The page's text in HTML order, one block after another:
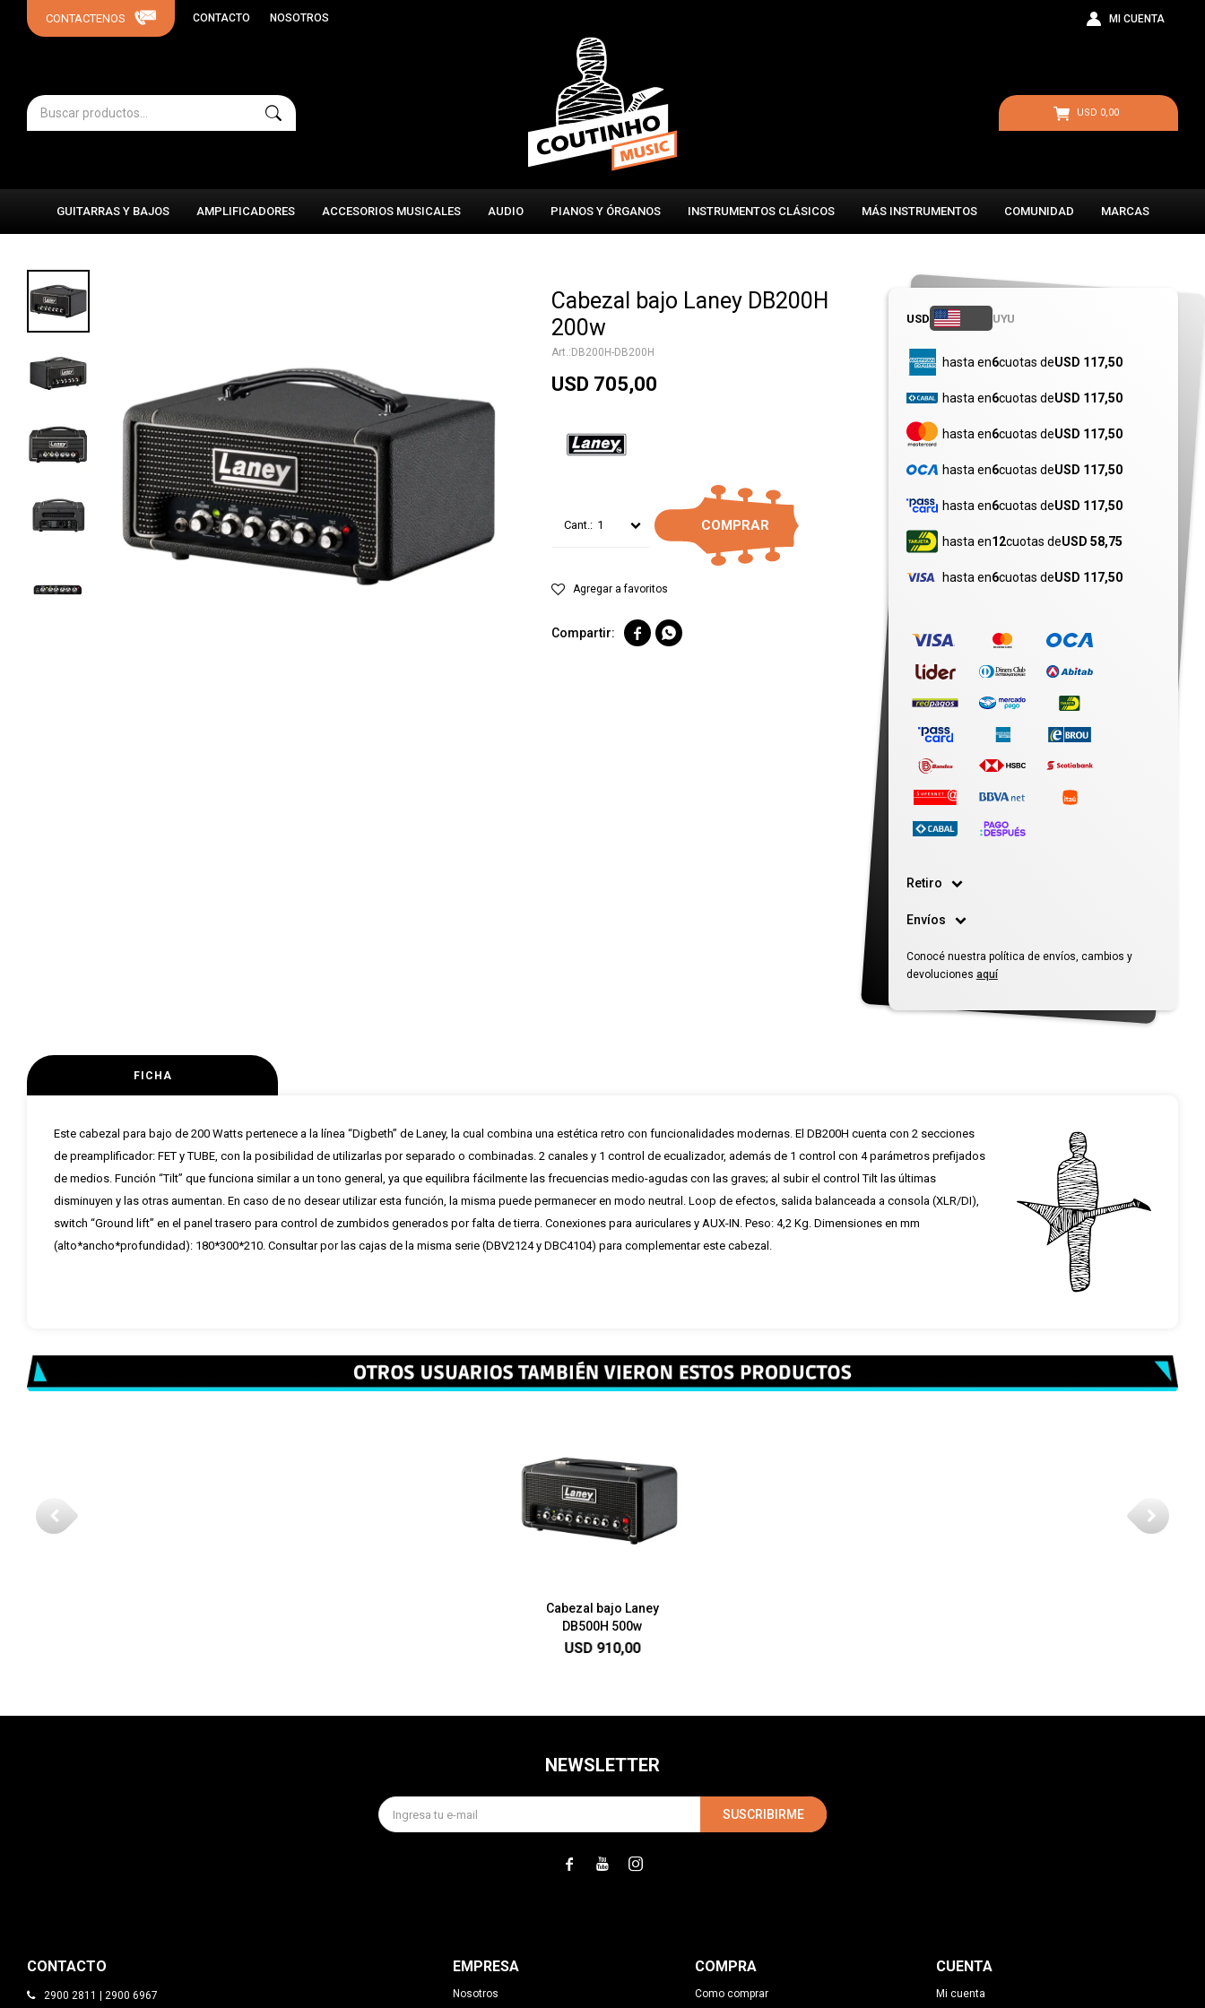
GUITARRAS Y BAJOS AMPLIFICADORES ACCESORIOS MUSICALES AUDIO PIANOS Y ÓRGANOS INSTRUMENTOS CLÁSICOS MÁS INSTRUMENTOS COMUNIDAD MARCAS
USD 0,00
CONTACTO NOSOTROS
Cabezal bajo Laney DB200H
200w
DB200H-DB200H
USD 705,00
1 COMPRAR
 
USD UYU
hasta en6cuotas deUSD 117,50
hasta en6cuotas deUSD 117,50
hasta en6cuotas deUSD 117,50
hasta en6cuotas deUSD 117,50
hasta en6cuotas deUSD 117,50
hasta en12cuotas deUSD 58,75
hasta en6cuotas deUSD 117,50
Retiro
Envíos
Conocé nuestra política de envíos, cambios y
devoluciones aquí
FICHA
Este cabezal para bajo de 200 Watts pertenece a la línea “Digbeth” de Laney, la cual combina una estética retro con funcionalidades modernas. El DB200H cuenta con 2 secciones
de preamplificador: FET y TUBE, con la posibilidad de utilizarlas por separado o combinadas. 2 canales y 1 control de ecualizador, además de 1 control con 4 parámetros prefijados
de medios. Función “Tilt” que funciona similar a un tono general, ya que equilibra fácilmente las frecuencias medio-agudas con las graves; al subir el control Tilt las últimas
disminuyen y las otras aumentan. En caso de no desear utilizar esta función, la misma puede permanecer en modo neutral. Loop de efectos, salida balanceada a consola (XLR/DI),
switch “Ground lift” en el panel trasero para control de zumbidos generados por falta de tierra. Conexiones para auriculares y AUX-IN. Peso: 4,2 Kg. Dimensiones en mm
(alto*ancho*profundidad): 180*300*210. Consultar por las cajas de la misma serie (DBV2124 y DBC4104) para complementar este cabezal.
Cabezal bajo Laney
DB500H 500w
USD 910,00
CONTACTO
2900 2811 | 2900 6967
EMPRESA
Nosotros
COMPRA
Como comprar
CUENTA
Mi cuenta
NEWSLETTER
SUSCRIBIRME
  